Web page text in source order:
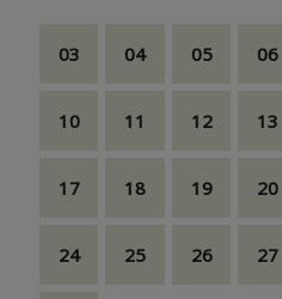
03 04 05 06
10 11 12 13
17 18 19 20
24 25 26 27